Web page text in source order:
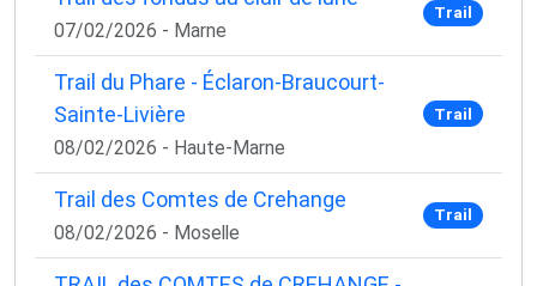
07/02/2026 - Marne
Trail
Trail du Phare - Éclaron-Braucourt-
Sainte-Livière
08/02/2026 - Haute-Marne
Trail
Trail des Comtes de Crehange
08/02/2026 - Moselle
Trail